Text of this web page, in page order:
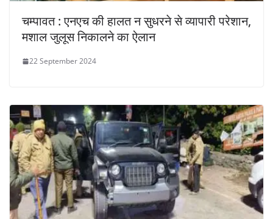
चम्पावत : एनएच की हालत न सुधरने से व्यापारी परेशान,
मशाल जुलूस निकालने का ऐलान
22 September 2024